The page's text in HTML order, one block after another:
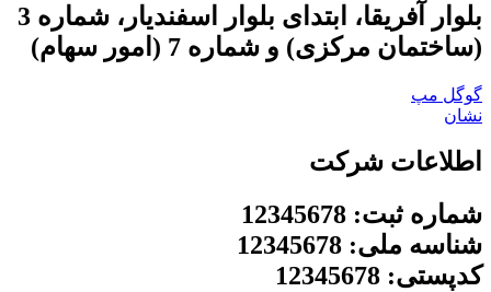
بلوار آفریقا، ابتدای بلوار اسفندیار، شماره 3
(ساختمان مرکزی) و شماره 7 (امور سهام)
گوگل مپ
نشان
اطلاعات شرکت
شماره ثبت: 12345678
شناسه ملی: 12345678
کدپستی: 12345678